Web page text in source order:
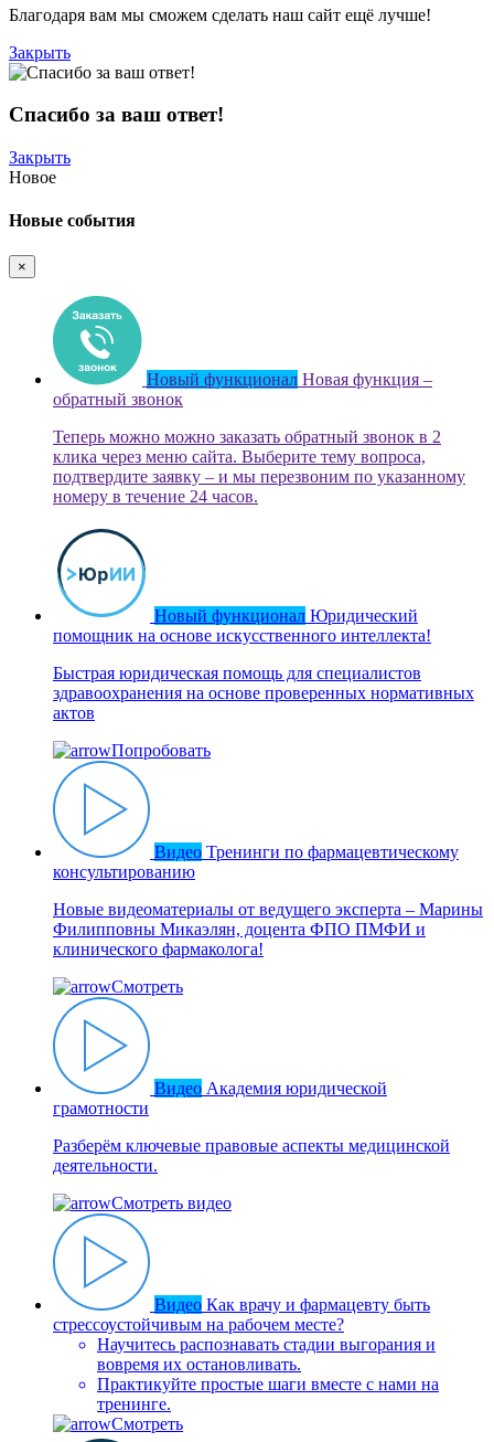
Благодаря вам мы сможем сделать наш сайт ещё лучше!
Закрыть
Спасибо за ваш ответ!
Закрыть
Новое
Новые события
×
Новый функционал Новая функция –
обратный звонок
Теперь можно можно заказать обратный звонок в 2
клика через меню сайта. Выберите тему вопроса,
подтвердите заявку – и мы перезвоним по указанному
номеру в течение 24 часов.
Новый функционал Юридический
помощник на основе искусственного интеллекта!
Быстрая юридическая помощь для специалистов
здравоохранения на основе проверенных нормативных
актов
Попробовать
Видео Тренинги по фармацевтическому
консультированию
Новые видеоматериалы от ведущего эксперта – Марины
Филипповны Микаэлян, доцента ФПО ПМФИ и
клинического фармаколога!
Смотреть
Видео Академия юридической
грамотности
Разберём ключевые правовые аспекты медицинской
деятельности.
Смотреть видео
Видео Как врачу и фармацевту быть
стрессоустойчивым на рабочем месте?
Научитесь распознавать стадии выгорания и
вовремя их остановливать.
Практикуйте простые шаги вместе с нами на
тренинге.
Смотреть